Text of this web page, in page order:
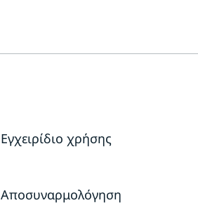
Εγχειρίδιο χρήσης
Αποσυναρμολόγηση